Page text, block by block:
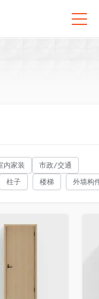
内家装 市政/交通
柱子 楼梯 外墙构
收藏